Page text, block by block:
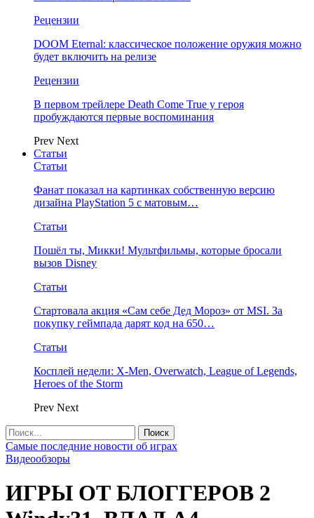
Рецензии
DOOM Eternal: классическое положение оружия можно
будет включить на релизе
Рецензии
В первом трейлере Death Come True у героя
пробуждаются первые воспоминания
Prev Next
Статьи
Статьи
Фанат показал на картинках собственную версию
дизайна PlayStation 5 с матовым…
Статьи
Пошёл ты, Микки! Мультфильмы, которые бросали
вызов Disney
Статьи
Стартовала акция «Сам себе Дед Мороз» от MSI. За
покупку геймпада дарят код на 650…
Статьи
Косплей недели: X-Men, Overwatch, League of Legends,
Heroes of the Storm
Prev Next
Самые последние новости об играх
Видеообзоры
ИГРЫ ОТ БЛОГГЕРОВ 2